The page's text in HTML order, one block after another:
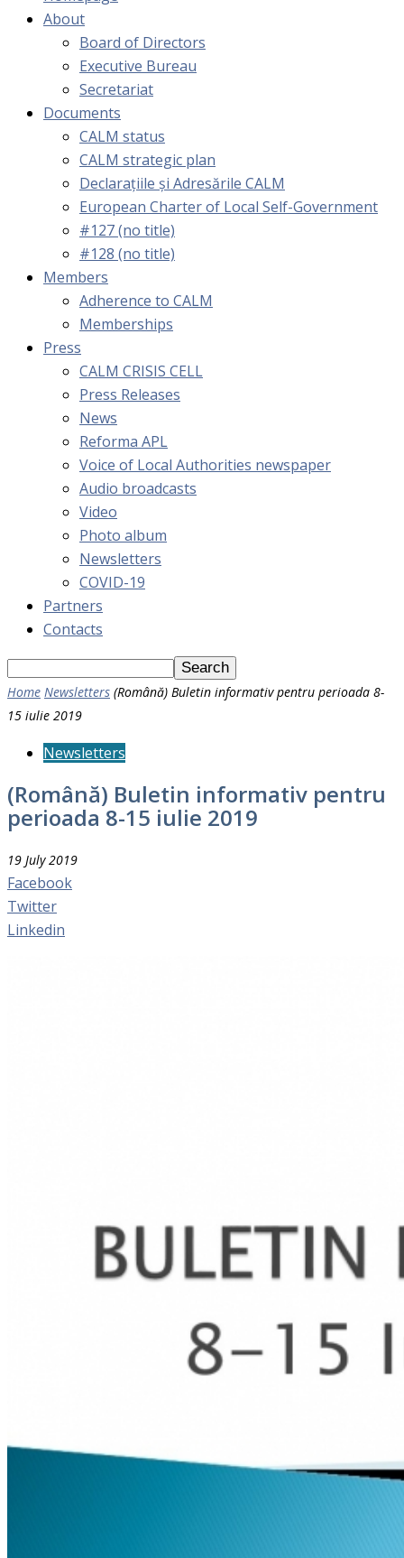
About
Board of Directors
Executive Bureau
Secretariat
Documents
CALM status
CALM strategic plan
Declarațiile și Adresările CALM
European Charter of Local Self-Government
#127 (no title)
#128 (no title)
Members
Adherence to CALM
Memberships
Press
CALM CRISIS CELL
Press Releases
News
Reforma APL
Voice of Local Authorities newspaper
Audio broadcasts
Video
Photo album
Newsletters
COVID-19
Partners
Contacts
Home Newsletters (Română) Buletin informativ pentru perioada 8-
15 iulie 2019
Newsletters
(Română) Buletin informativ pentru
perioada 8-15 iulie 2019
19 July 2019
Facebook
Twitter
Linkedin